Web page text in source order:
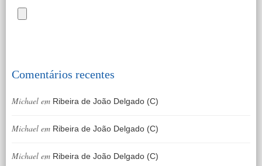
Comentários recentes
Michael em Ribeira de João Delgado (C)
Michael em Ribeira de João Delgado (C)
Michael em Ribeira de João Delgado (C)